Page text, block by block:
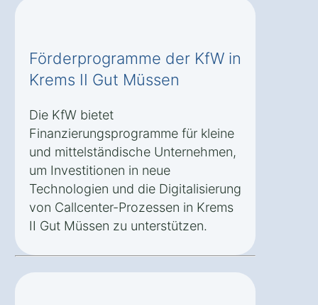
Förderprogramme der KfW in
Krems II Gut Müssen
Die KfW bietet
Finanzierungsprogramme für kleine
und mittelständische Unternehmen,
um Investitionen in neue
Technologien und die Digitalisierung
von Callcenter-Prozessen in Krems
II Gut Müssen zu unterstützen.